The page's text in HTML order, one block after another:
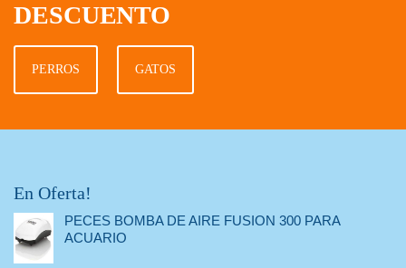
DESCUENTO
PERROS GATOS
En Oferta!
PECES BOMBA DE AIRE FUSION 300 PARA
ACUARIO